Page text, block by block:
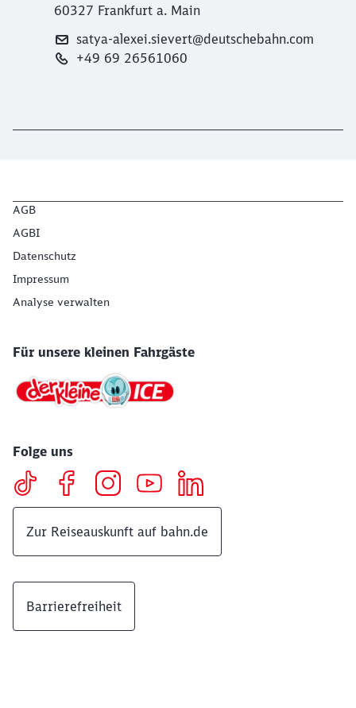
60327 Frankfurt a. Main
satya-alexei.sievert@deutschebahn.com
+49 69 26561060
AGB
AGBI
Datenschutz
Impressum
Analyse verwalten
Für unsere kleinen Fahrgäste
Folge uns
Zur Reiseauskunft auf bahn.de
Barrierefreiheit